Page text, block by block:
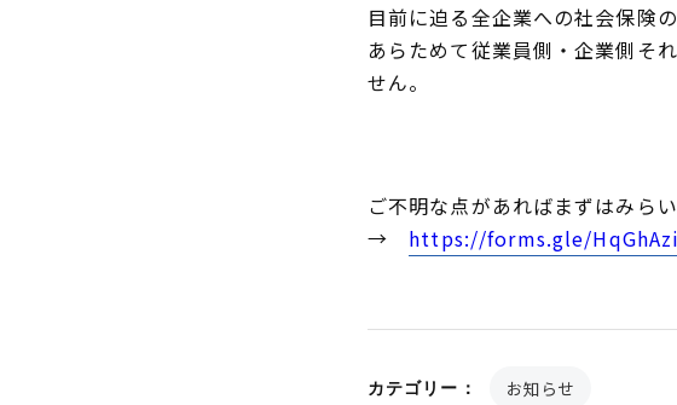
目前に迫る全企業への社会保険
あらためて従業員側・企業側そ
せん。
ご不明な点があればまずはみら
→ https://forms.gle/
カテゴリー： お知らせ